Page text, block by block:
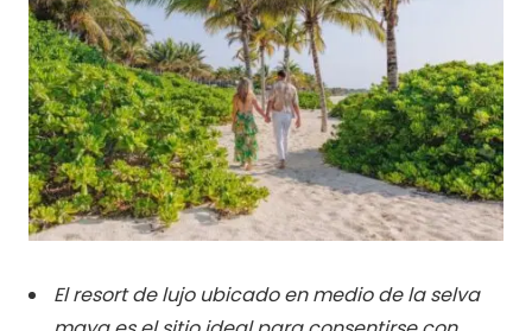
El resort de lujo ubicado en medio de la selva